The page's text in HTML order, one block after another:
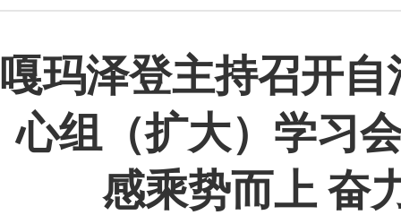
嘎玛泽登主持召开
心组（扩大）学习
感乘势而上 奋